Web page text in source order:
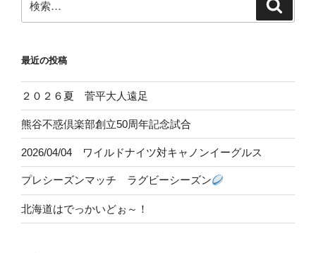
シ
索:
最近の投稿
２０２６夏 菅平大人遠足
熊谷不惑倶楽部創立50周年記念試合
2026/04/04 ワイルドナイツ対キャノンイーグルス
プレシーズンマッチ ラグビーシーズン
北海道はでっかいどぉ～！